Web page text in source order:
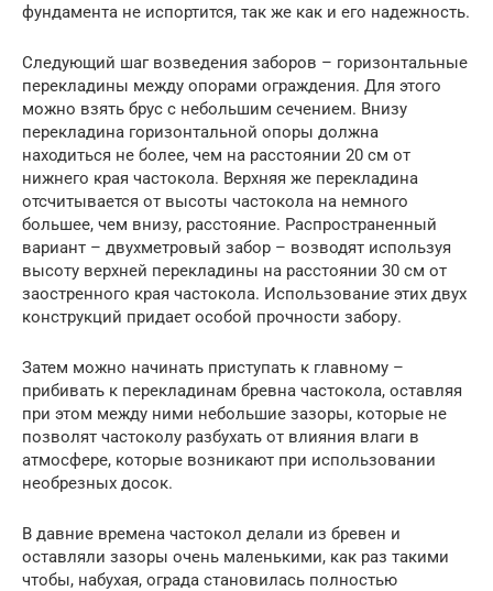
фундамента не испортится, так же как и его надежность.
Следующий шаг возведения заборов – горизонтальные
перекладины между опорами ограждения. Для этого
можно взять брус с небольшим сечением. Внизу
перекладина горизонтальной опоры должна
находиться не более, чем на расстоянии 20 см от
нижнего края частокола. Верхняя же перекладина
отсчитывается от высоты частокола на немного
большее, чем внизу, расстояние. Распространенный
вариант – двухметровый забор – возводят используя
высоту верхней перекладины на расстоянии 30 см от
заостренного края частокола. Использование этих двух
конструкций придает особой прочности забору.
Затем можно начинать приступать к главному –
прибивать к перекладинам бревна частокола, оставляя
при этом между ними небольшие зазоры, которые не
позволят частоколу разбухать от влияния влаги в
атмосфере, которые возникают при использовании
необрезных досок.
В давние времена частокол делали из бревен и
оставляли зазоры очень маленькими, как раз такими
чтобы, набухая, ограда становилась полностью